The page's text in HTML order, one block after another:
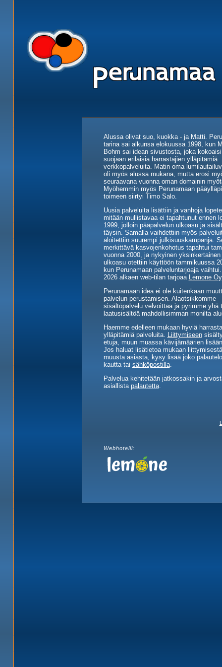
Alussa olivat suo, kuokka - ja Matti.
tarina sai alkunsa elokuussa 1998, kun
Bohm sai idean sivustosta, joka
suojaan erilaisia harrastajien ylläpitämiä
verkkopalveluita. Matin oma
oli myös alussa mukana, mutta erosi
seuraavana vuonna oman domainin
Myöhemmin myös Perunamaan
toimeen siirtyiTimo Salo.
Uusia palveluita lisättiin ja vanhoja
mitään mullistavaa ei tapahtunut ennen
1999, jolloin pääpalvelun ulkoasu ja
täysin. Samalla vaihdettiin myös
aloitettiin suurempi julkisuuskampanja.
merkittävä kasvojenkohotus tapahtui
vuonna 2000, ja nykyinen
ulkoasu otettiin käyttöön tammikuussa
kun Perunamaan palveluntarjoaja vaihtui.
2026 alkaen web-tilan tarjoaaLemone Oy
Perunamaan idea ei ole kuitenkaan
palvelun perustamisen. Alaotsikkomme
sisältöpalvelu velvoittaa ja pyrimme yhä
laatusisältöä mahdollisimman monilta
Haemme edelleen mukaan hyviä
ylläpitämiä palveluita.Liittymiseen
etuja, muun muassa kävijämäärien
Jos haluat lisätietoa mukaan
muusta asiasta, kysy lisää joko
kautta taisähköpostilla.
Palvelua kehitetään jatkossakin ja
asiallistapalautetta.
Webhotelli: